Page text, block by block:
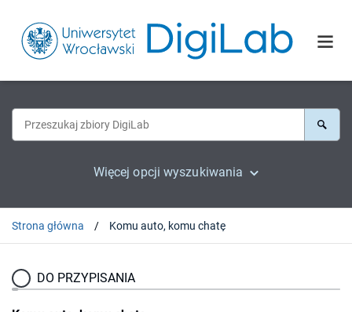
Więcej opcji wyszukiwania
Strona główna Komu auto, komu chatę
DO PRZYPISANIA